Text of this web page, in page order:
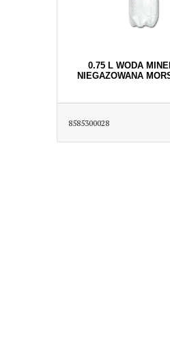
0.75 L WODA
NIEGAZOWANA
8585300028